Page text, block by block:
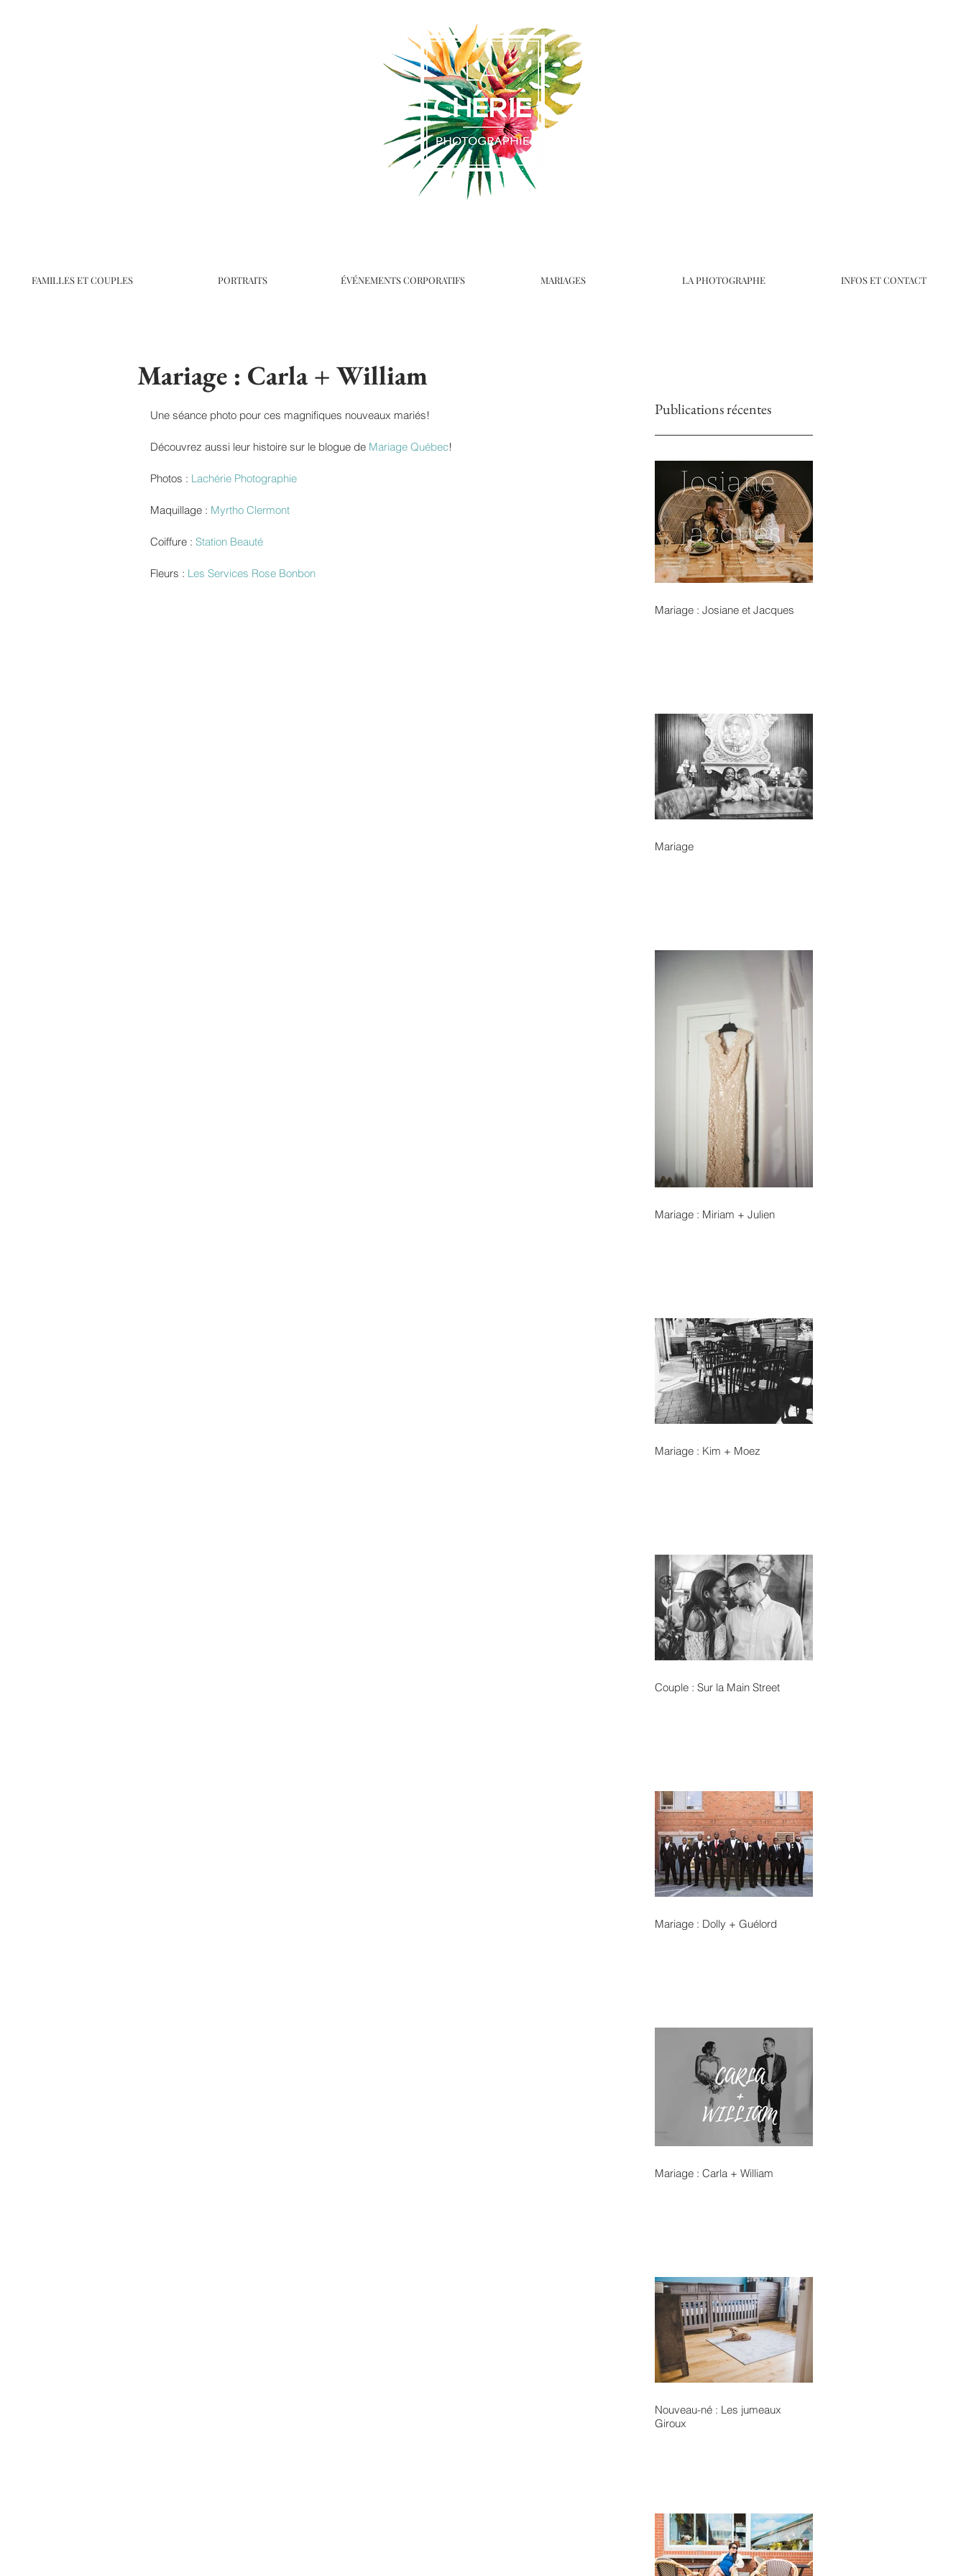
FAMILLES ET COUPLES PORTRAITS ÉVÉNEMENTS CORPORATIFS MARIAGES LA PHOTOGRAPHE INFOS ET CONTACT
Mariage : Carla + William
Une séance photo pour ces magnifiques nouveaux mariés!
Découvrez aussi leur histoire sur le blogue de Mariage Québec!
Photos : Lachérie Photographie
Maquillage : Myrtho Clermont
Coiffure : Station Beauté
Fleurs : Les Services Rose Bonbon
Publications récentes
Mariage : Josiane et Jacques
Mariage
Mariage : Miriam + Julien
Mariage : Kim + Moez
Couple : Sur la Main Street
Mariage : Dolly + Guélord
Mariage : Carla + William
Nouveau-né : Les jumeaux
Giroux